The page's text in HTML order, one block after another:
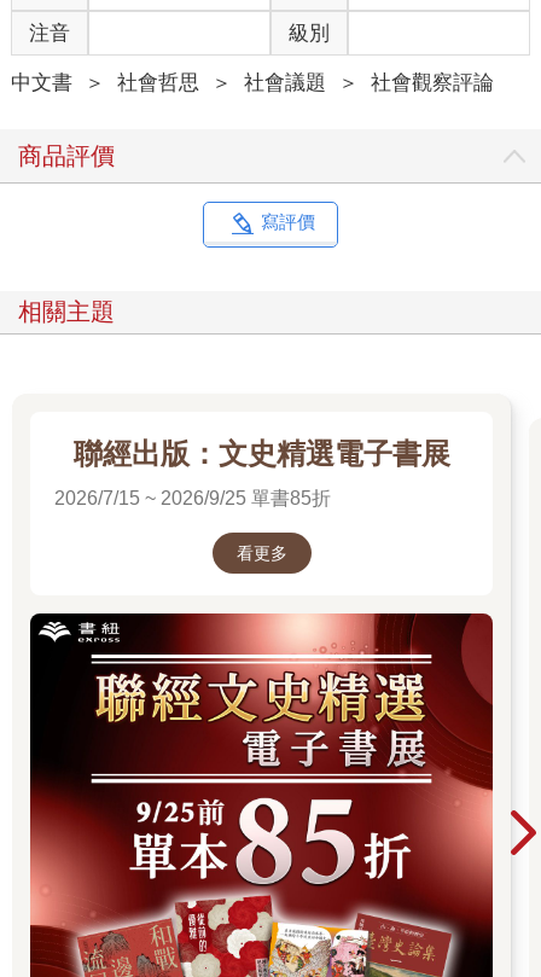
的女人都是冷血的「職業婦女」、仇孩、不負責任的蕩婦。然而
在現實生活中，進行人工流產的美國女性，約有60％都已經有孩
子了。有一件事雖不令人意外但仍值得注意，那就是在這些篇章
中，我們發現人工流產往往被置於母性的脈絡下，尤其是黑人作
Gwendolyn Brooks的作品叫〈母親〉。在〈失去的嬰兒之詩〉
裡，Lucille Clifton寫道：
倘若我無法為了你絕對會有的弟弟妹妹
不過有一種人工流產你不會在本書中看到，那就是假想式的反墮
Marge Piercy在她詩名取得很棒的作品〈生的權利〉中所寫的：
我不是你的玉米田，
養肥的小牛，不是你擠奶用的乳牛。
這是我的身體。如果我曾給了你
我要拿回來。我的生命
是不容討價還價的合法要求。
人工流產永遠都是很嚴肅的一件事。和生產一樣嚴肅。
引言（節選）
安妮．芬奇
我在1999年做了人工流產。在搜尋文學作品來幫助自己走過這段
經歷時，我才發現自己鮮少讀到任何關於人工流產的作品（而我
還擁有文學博士學位）。我非常詫異地發現，竟然沒有一本像樣
的文選集，是以我和數百萬人生命中最深刻的經驗為主題。人工
流產是一種叩問生死議題，揉合了生理、心理、道德、精神、政
治和文化面的現實，應該成為文學作品的一大主題才對。
注音
級別
中文書 ＞ 社會哲思 ＞ 社會議題 ＞ 社會觀察評論
商品評價
寫評價
相關主題
聯經出版：文史精選電子書展
2026/7/15 ~ 2026/9/25 單書85折
看更多